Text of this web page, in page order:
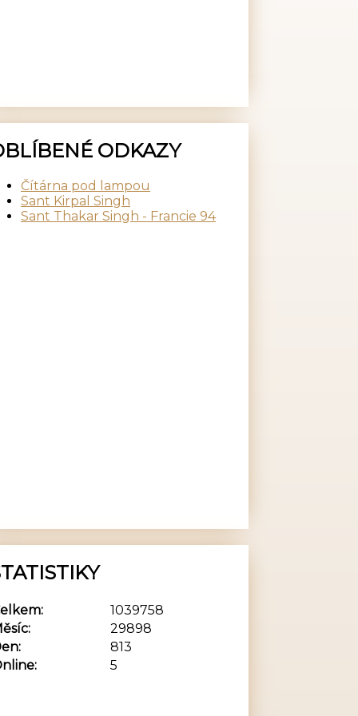
ODKAZY
Čítárna pod lampou
Sant Kirpal Singh
Sant Thakar Singh - Francie 94
5
1039758
29898
813